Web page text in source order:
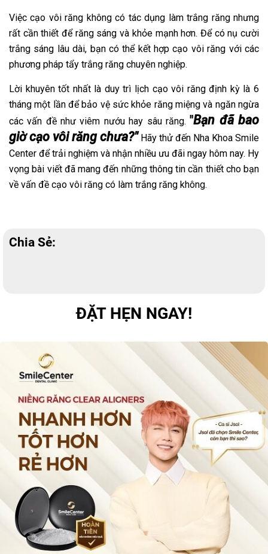
Việc cạo vôi răng không có tác dụng làm trắng răng nhưng
rất cần thiết để răng sáng và khỏe mạnh hơn. Để có nụ cười
trắng sáng lâu dài, bạn có thể kết hợp cạo vôi răng với các
phương pháp tẩy trắng răng chuyên nghiệp.
Lời khuyên tốt nhất là duy trì lịch cạo vôi răng định kỳ là 6
tháng một lần để bảo vệ sức khỏe răng miệng và ngăn ngừa
các vấn đề như viêm nướu hay sâu răng.''Bạn đã bao
giờ cạo vôi răng chưa?"Hãy thử đến Nha Khoa Smile
Center để trải nghiệm và nhận nhiều ưu đãi ngay hôm nay. Hy
vọng bài viết đã mang đến những thông tincần thiết cho bạn
về vấn đề cạo vôi răng có làm trắng răng không.
Chia Sẻ:
ĐẶT HẸN NGAY!